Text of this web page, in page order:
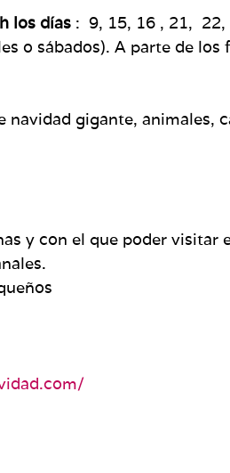
los días : 9, 15, 16 , 21, 22,
o sábados). A parte de
gigante, animales,
y con el que poder visitar